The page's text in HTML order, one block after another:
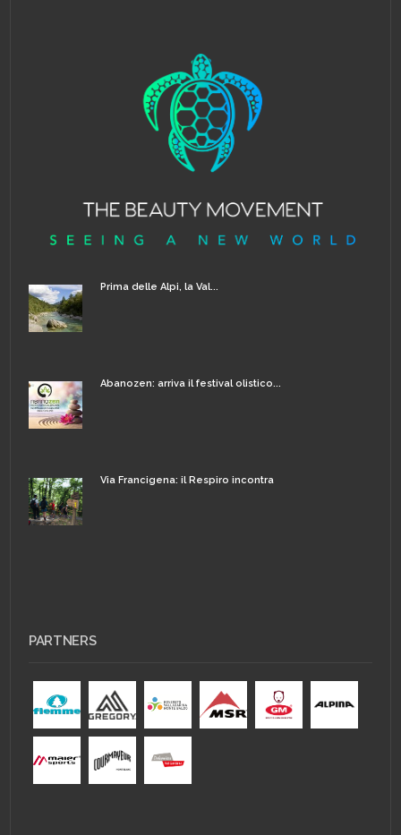
Prima delle Alpi, la Val...
Abanozen: arriva il festival olistico...
Via Francigena: il Respiro incontra
PARTNERS